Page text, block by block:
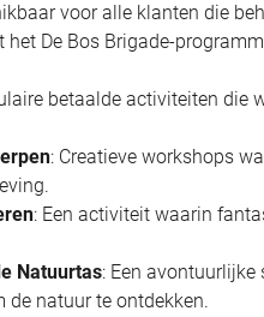
voor alle klanten die
het De Bos Brigade-
betaalde activiteiten die
: Creatieve workshops
: Een activiteit waarin
Natuurtas: Een
de natuur te ontdekken.